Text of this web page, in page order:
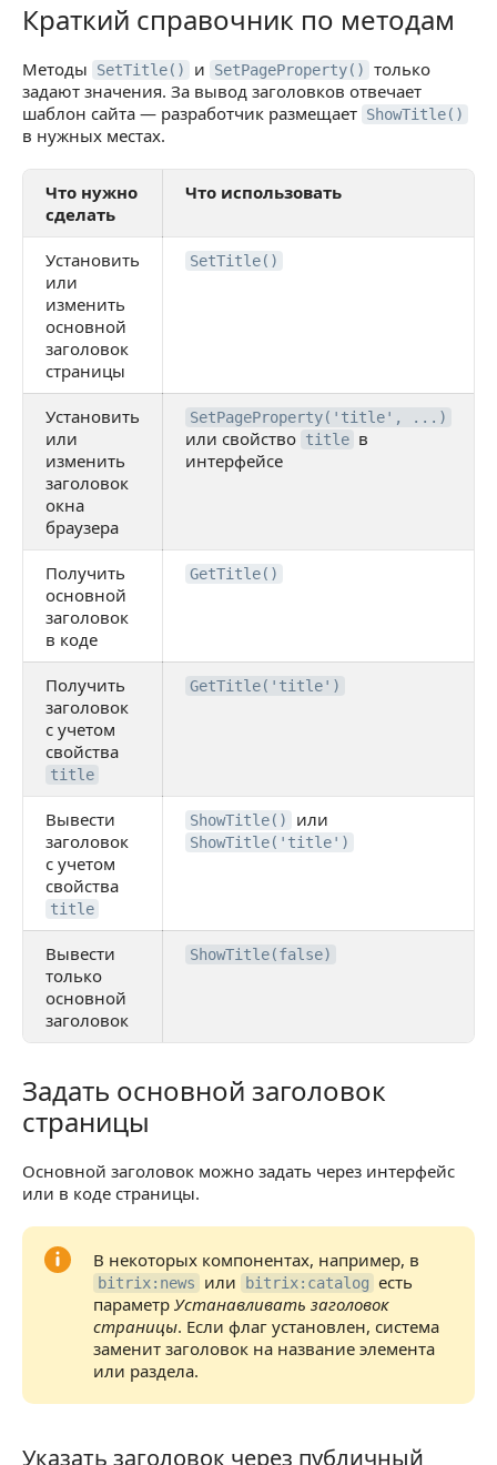
Краткий справочник по методам
Краткий справочник по методам
Методы SetTitle() и SetPageProperty()
только
задают значения. За вывод заголовков отвечает
шаблон сайта — разработчик размещает ShowTitle()
в нужных местах.
Что нужно
сделать
Что использовать
Установить
или
изменить
основной
заголовок
страницы
SetTitle()
Установить
или
изменить
заголовок
окна
браузера
SetPageProperty('title', ...)
или свойство title в
интерфейсе
Получить
основной
заголовок
в коде
GetTitle()
Получить
заголовок
с учетом
свойства
title
GetTitle('title')
Вывести
заголовок
с учетом
свойства
title
ShowTitle() или
ShowTitle('title')
Вывести
только
основной
заголовок
ShowTitle(false)
Задать основной заголовок страницы
Задать основной заголовок
страницы
Основной заголовок можно задать через интерфейс
или в коде страницы.
В некоторых компонентах, например, в
bitrix:news или bitrix:catalog есть
параметр Устанавливать заголовок
страницы. Если флаг установлен, система
заменит заголовок на название элемента
или раздела.
Указать заголовок через публичный интерфейс
Указать заголовок через публичный